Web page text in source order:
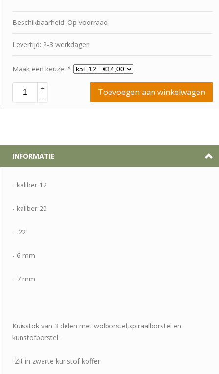
Beschikbaarheid: Op voorraad
Levertijd: 2-3 werkdagen
Maak een keuze: *
+
-
Toevoegen aan winkelwagen
INFORMATIE
- kaliber 12
- kaliber 20
- .22
- 6 mm
- 7 mm
Kuisstok van 3 delen met wolborstel,spiraalborstel en
kunstofborstel.
-Zit in zwarte kunstof koffer.